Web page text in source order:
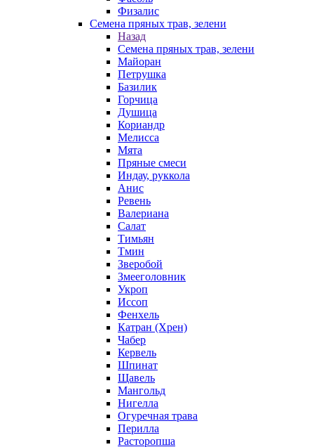
Физалис
Семена пряных трав, зелени
Назад
Семена пряных трав, зелени
Майоран
Петрушка
Базилик
Горчица
Душица
Кориандр
Мелисса
Мята
Пряные смеси
Индау, руккола
Анис
Ревень
Валериана
Салат
Тимьян
Тмин
Зверобой
Змееголовник
Укроп
Иссоп
Фенхель
Катран (Хрен)
Чабер
Кервель
Шпинат
Щавель
Мангольд
Нигелла
Огуречная трава
Перилла
Расторопша